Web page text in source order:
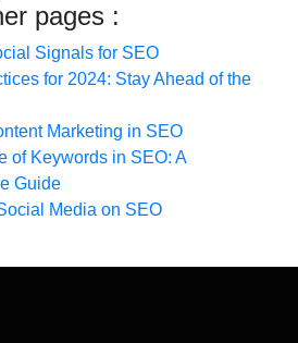
pages :
Signals for SEO
for 2024: Stay Ahead of the
Marketing in SEO
of Keywords in SEO: A
Guide
Media on SEO